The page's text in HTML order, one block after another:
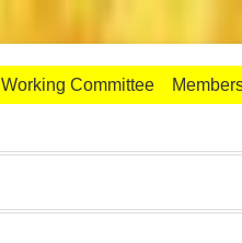
Working Committee